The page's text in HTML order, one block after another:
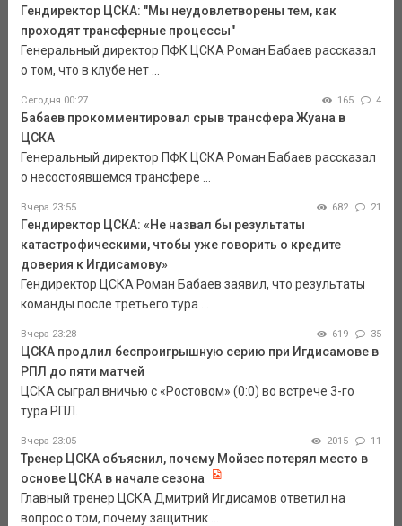
Гендиректор ЦСКА: "Мы неудовлетворены тем, как
проходят трансферные процессы"
Генеральный директор ПФК ЦСКА Роман Бабаев рассказал
о том, что в клубе нет ...
Сегодня 00:27 165 4
Бабаев прокомментировал срыв трансфера Жуана в
ЦСКА
Генеральный директор ПФК ЦСКА Роман Бабаев рассказал
о несостоявшемся трансфере ...
Вчера 23:55 682 21
Гендиректор ЦСКА: «Не назвал бы результаты
катастрофическими, чтобы уже говорить о кредите
доверия к Игдисамову»
Гендиректор ЦСКА Роман Бабаев заявил, что результаты
команды после третьего тура ...
Вчера 23:28 619 35
ЦСКА продлил беспроигрышную серию при Игдисамове в
РПЛ до пяти матчей
ЦСКА сыграл вничью с «Ростовом» (0:0) во встрече 3-го
тура РПЛ.
Вчера 23:05 2015 11
Тренер ЦСКА объяснил, почему Мойзес потерял место в
основе ЦСКА в начале сезона
Главный тренер ЦСКА Дмитрий Игдисамов ответил на
вопрос о том, почему защитник ...